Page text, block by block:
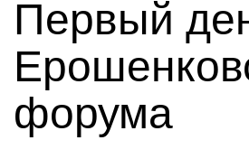
Первый
форума